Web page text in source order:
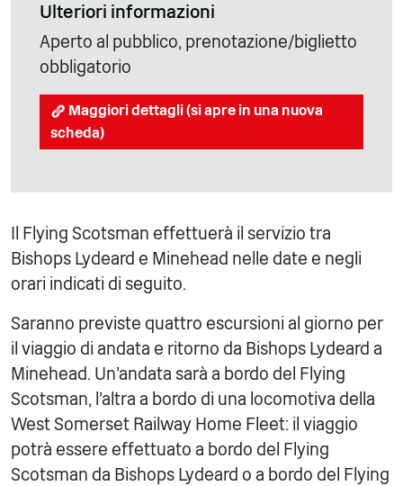
Ulteriori informazioni
Aperto al pubblico, prenotazione/biglietto
obbligatorio
Maggiori dettagli (si apre in una nuova
scheda)
Il Flying Scotsman effettuerà il servizio tra
Bishops Lydeard e Minehead nelle date e negli
orari indicati di seguito.
Saranno previste quattro escursioni al giorno per
il viaggio di andata e ritorno da Bishops Lydeard a
Minehead. Un'andata sarà a bordo del Flying
Scotsman, l'altra a bordo di una locomotiva della
West Somerset Railway Home Fleet: il viaggio
potrà essere effettuato a bordo del Flying
Scotsman da Bishops Lydeard o a bordo del Flying